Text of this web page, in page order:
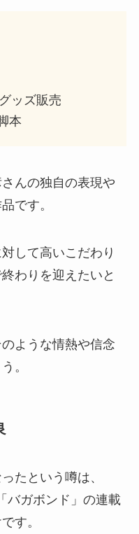
ッズ販売
本
んの独自の表現や
です。
して高いこだわり
わりを迎えたいと
ような情熱や信念
。
たという噂は、
バガボンド」の連載
です。